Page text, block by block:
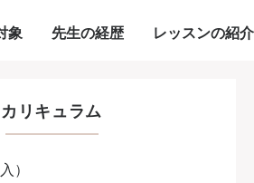
象 先生の経歴 レッスンの紹介
カリキュラム
）